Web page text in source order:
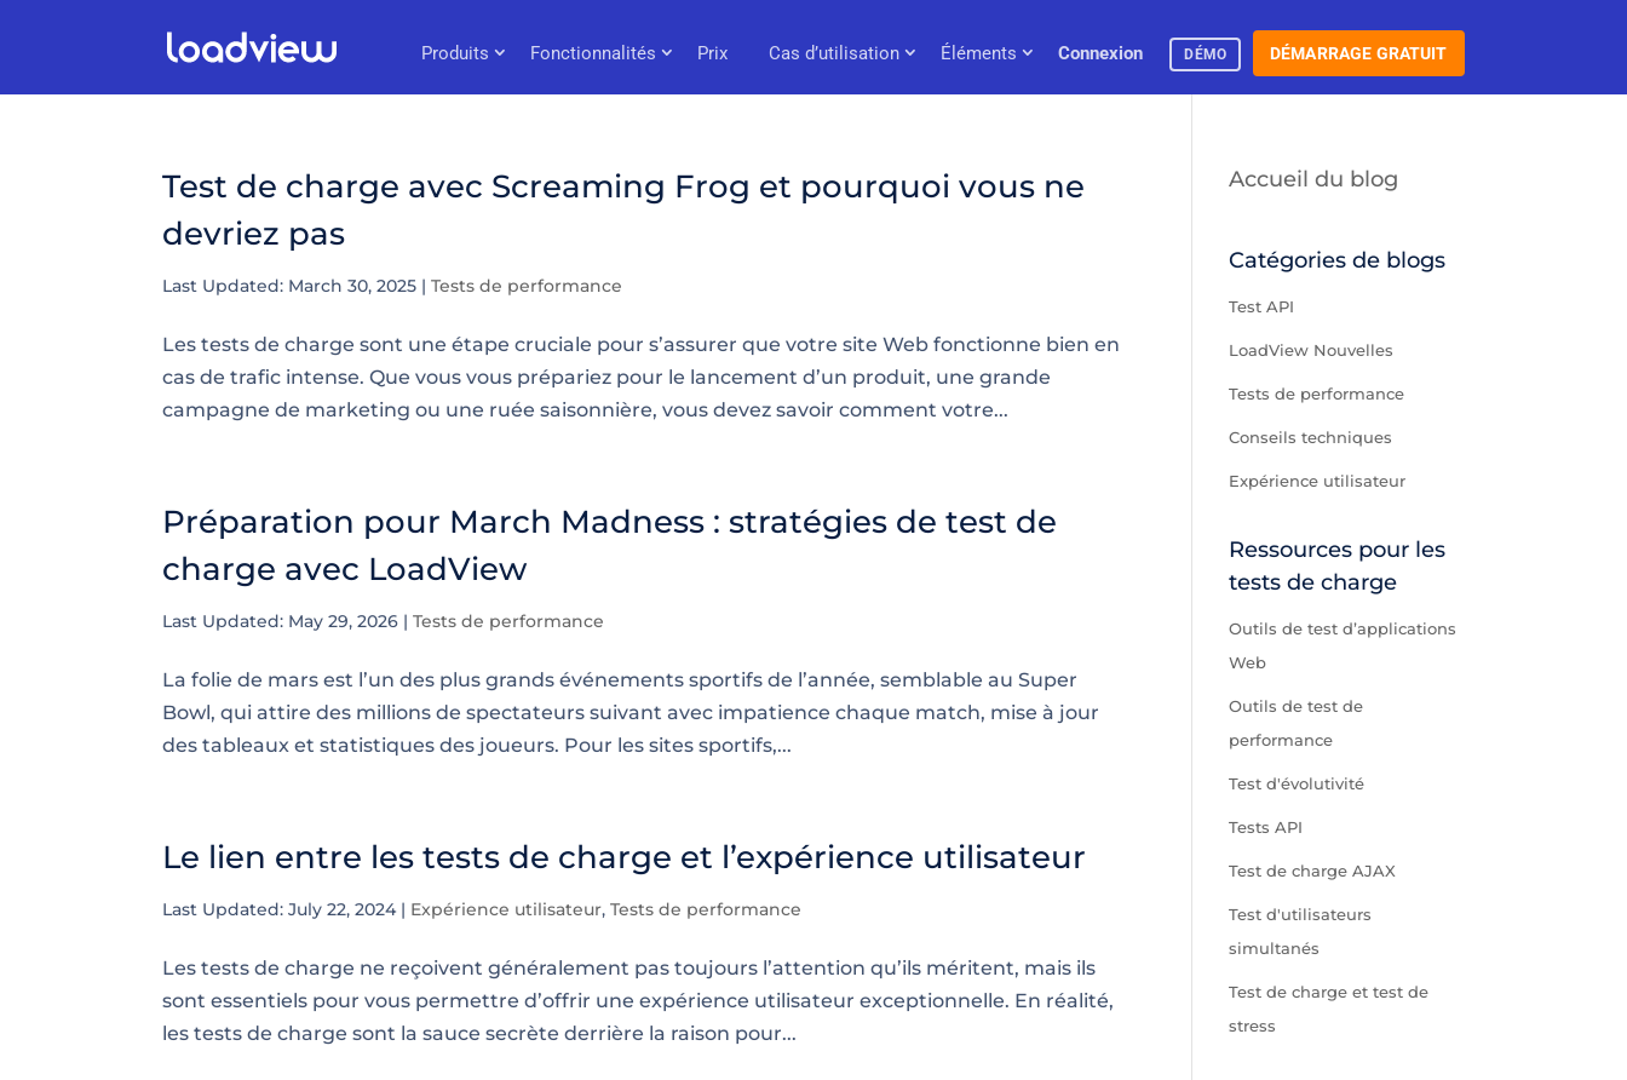
Produits Fonctionnalités Prix Cas d’utilisation Éléments Connexion DÉMO DÉMARRAGE GRATUIT
Test de charge avec Screaming Frog et pourquoi vous ne
devriez pas
Last Updated: March 30, 2025 |Tests de performance
Les tests de charge sont une étape cruciale pour s’assurer que votre site Web fonctionne bien en
cas de trafic intense. Que vous vous prépariez pour le lancement d’un produit, une grande
campagne de marketing ou une ruée saisonnière, vous devez savoir comment votre...
Préparation pour March Madness : stratégies de test de
charge avec LoadView
Last Updated: May 29, 2026 |Tests de performance
La folie de mars est l’un des plus grands événements sportifs de l’année, semblable au Super
Bowl, qui attire des millions de spectateurs suivant avec impatience chaque match, mise à jour
des tableaux et statistiques des joueurs. Pour les sites sportifs,...
Le lien entre les tests de charge et l’expérience utilisateur
Last Updated: July 22, 2024 | Expérience utilisateur,Tests de performance
Les tests de charge ne reçoivent généralement pas toujours l’attention qu’ils méritent, mais ils
sont essentiels pour vous permettre d’offrir une expérience utilisateur exceptionnelle. En réalité,
les tests de charge sont la sauce secrète derrière la raison pour...
Accueil du blog
Catégories de blogs
Test API
LoadView Nouvelles
Tests de performance
Conseils techniques
Expérience utilisateur
Ressources pour les
tests de charge
Outils de test d’applications
Web
Outils de test de
performance
Test d'évolutivité
Tests API
Test de charge AJAX
Test d'utilisateurs
simultanés
Test de charge et test de
stress